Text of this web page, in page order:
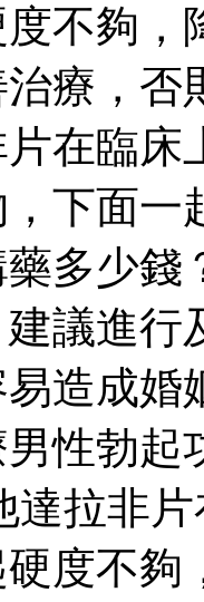
不夠，
療，否
在臨床
下面
多少
議進行
造成婚
性勃
達拉非
度不夠